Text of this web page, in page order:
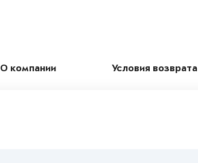
О компании Условия возврата